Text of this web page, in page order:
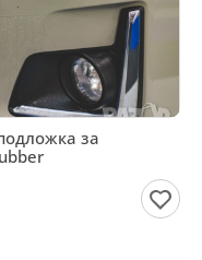
за